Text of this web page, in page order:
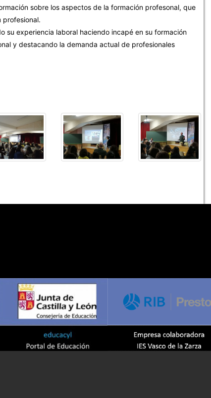
sobre los aspectos de la formación profesonal, que
profesional.
su experiencia laboral haciendo incapé en su formación
y destacando la demanda actual de profesionales